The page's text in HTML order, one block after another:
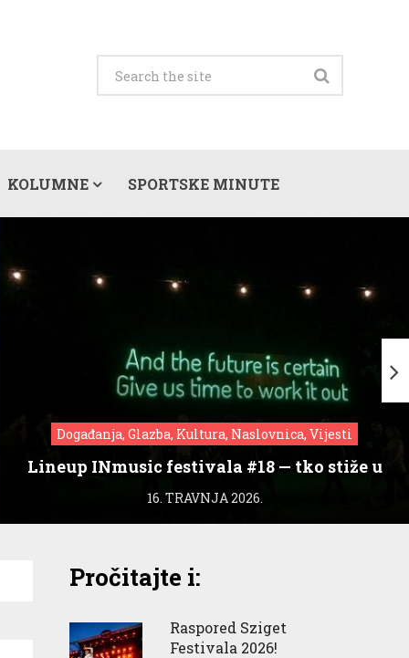
KOLUMNE SPORTSKE MINUTE
Događanja, Glazba, Kultura, Naslovnica, Vijesti
Lineup INmusic festivala #18 — tko stiže u
Zagreb?
16. TRAVNJA 2026.
Pročitajte i:
Raspored Sziget
Festivala 2026!